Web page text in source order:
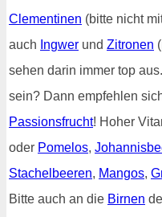
Clementinen (bitte nicht
auch Ingwer und Zitronen
sehen darin immer top
sein? Dann empfehlen
Passionsfrucht! Hoher
oder Pomelos,
Stachelbeeren, Mangos,
Bitte auch an die Birnen